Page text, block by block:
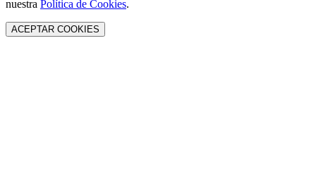
nuestra Política de Cookies.
ACEPTAR COOKIES